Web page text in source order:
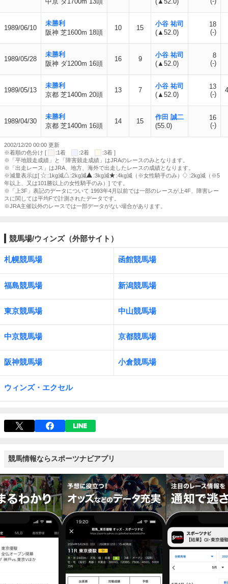
1989/06/10
未勝利
阪神 芝1600m 18頭
10 15
小谷 祐司
(▲52.0)
18
(-)
1989/05/28
未勝利
阪神 ダ1200m 16頭
16 9
小谷 祐司
(▲52.0)
8
(-)
1989/05/13
未勝利
京都 芝1400m 20頭
13 7
小谷 祐司
(▲52.0)
13
(-)
1989/04/30
未勝利
京都 芝1400m 16頭
14 15
作田 誠二
(55.0)
16
(-)
2002/12/20 00:00 更新
※着順の色分け [
:1着 :2着
:3着 ]
※「平地競走成績」と「障害競走成績」はJRAのレースのみとなります。
※「出走レース」はJRA、地方、海外で出走したレースの成績となります。
※減量表示は[
:1kg減 :2kg減 :3kg減 :4kg減（※女性騎手のみ）
:2kg減（※5
年以上、又は101勝以上の女性騎手のみ）] です。
※「上3F」表記のデータについて 1993年4月以前では一部のレースが上4F、障害レー
スに関しては平均Fで計測されたデータです。
※JRA主催以外のレースでは一部データがない場合があります。
競馬場/ウィンズ（外部サイト）
札幌競馬場 函館競馬場
福島競馬場 新潟競馬場
東京競馬場 中山競馬場
中京競馬場 京都競馬場
阪神競馬場 小倉競馬場
ウィンズ・エクセル
競馬情報ならスポーツナビアプリ